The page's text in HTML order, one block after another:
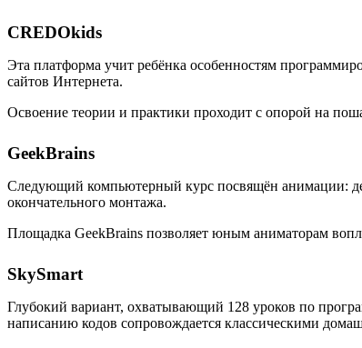
CREDOkids
Эта платформа учит ребёнка особенностям
сайтов Интернета.
Освоение теории и практики проходит с опорой на
GeekBrains
Следующий компьютерный курс посвящён анимации:
окончательного монтажа.
Площадка GeekBrains позволяет юным аниматорам
SkySmart
Глубокий вариант, охватывающий 128 уроков по
написанию кодов сопровождается классическими